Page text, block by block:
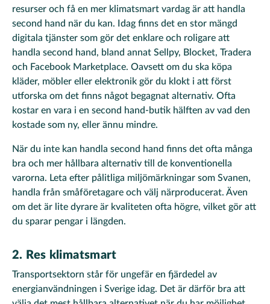
resurser och få en mer klimatsmart vardag är att handla
second hand när du kan. Idag finns det en stor mängd
digitala tjänster som gör det enklare och roligare att
handla second hand, bland annat Sellpy, Blocket, Tradera
och Facebook Marketplace. Oavsett om du ska köpa
kläder, möbler eller elektronik gör du klokt i att först
utforska om det finns något begagnat alternativ. Ofta
kostar en vara i en second hand-butik hälften av vad den
kostade som ny, eller ännu mindre.
När du inte kan handla second hand finns det ofta många
bra och mer hållbara alternativ till de konventionella
varorna. Leta efter pålitliga miljömärkningar som Svanen,
handla från småföretagare och välj närproducerat. Även
om det är lite dyrare är kvaliteten ofta högre, vilket gör att
du sparar pengar i längden.
2. Res klimatsmart
Transportsektorn står för ungefär en fjärdedel av
energianvändningen i Sverige idag. Det är därför bra att